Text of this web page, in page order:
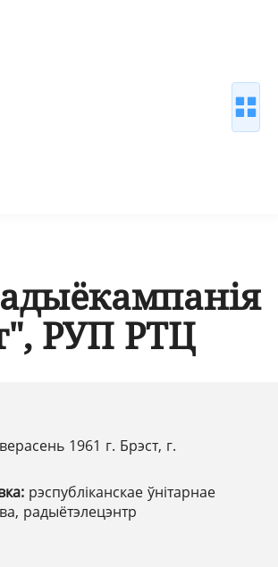
РУП РТЦ
верасень 1961 г. Брэст, г.
рэспубліканскае ўнітарнае
радыётэлецэнтр